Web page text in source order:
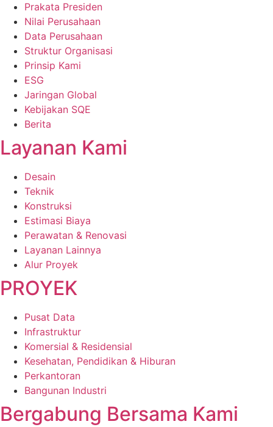
Prakata Presiden
Nilai Perusahaan
Data Perusahaan
Struktur Organisasi
Prinsip Kami
ESG
Jaringan Global
Kebijakan SQE
Berita
Layanan Kami
Desain
Teknik
Konstruksi
Estimasi Biaya
Perawatan & Renovasi
Layanan Lainnya
Alur Proyek
PROYEK
Pusat Data
Infrastruktur
Komersial & Residensial
Kesehatan, Pendidikan & Hiburan
Perkantoran
Bangunan Industri
Bergabung Bersama Kami